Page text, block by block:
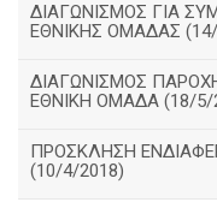
ΔΙΑΓΩΝΙΣΜΟΣ ΓΙΑ
ΕΘΝΙΚΗΣ ΟΜΑΔΑΣ
ΔΙΑΓΩΝΙΣΜΟΣ
ΕΘΝΙΚΗ ΟΜΑΔΑ (18/5/
ΠΡΟΣΚΛΗΣΗ
(10/4/2018)